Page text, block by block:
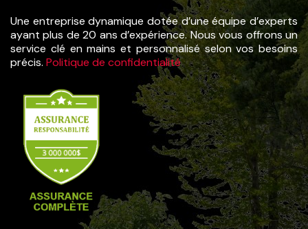
Une entreprise dynamique dotée d’une équipe d’experts
ayant plus de 20 ans d’expérience. Nous vous offrons un
service clé en mains et personnalisé selon vos besoins
précis. Politique de confidentialité